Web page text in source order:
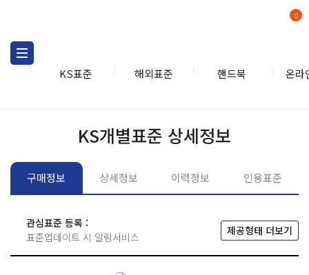
KS표준 해외표준 핸드북 온라
0
KS개별표준 상세정보
구매정보 상세정보 이력정보 인용표준
관심표준 등록 :
표준업데이트 시 알림서비스
제공형태 더보기